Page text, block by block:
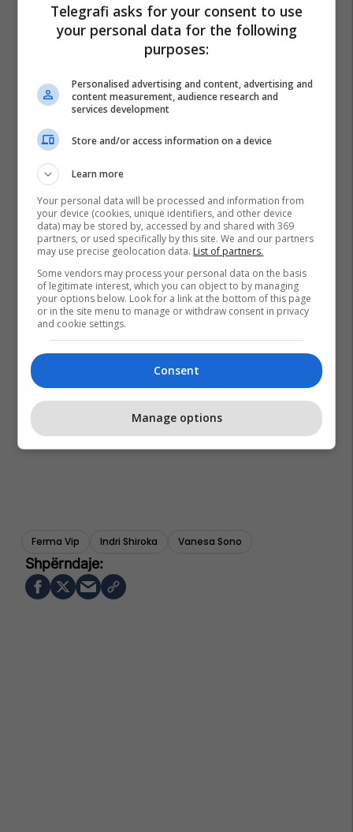
Ferma Vip Indri Shiroka Vanesa Sono
Telegrafi asks for your consent to use
your personal data for the following
purposes:
Personalised advertising and content, advertising and
content measurement, audience research and
services development
Store and/or access information on a device
Learn more
Your personal data will be processed and information from
your device (cookies, unique identifiers, and other device
data) may be stored by, accessed by and shared with 369
partners, or used specifically by this site. We and our partners
may use precise geolocation data. List of partners.
Some vendors may process your personal data on the basis
of legitimate interest, which you can object to by managing
your options below. Look for a link at the bottom of this page
or in the site menu to manage or withdraw consent in privacy
and cookie settings.
Consent
Manage options